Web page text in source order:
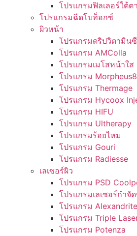
โปรแกรมฟิลเลอร์ใต้ตา
โปรแกรมฉีดโบท็อกซ์
ผิวหน้า
โปรแกรมดริปวิตามินซี
โปรแกรม AMColla
โปรแกรมเมโสหน้าใส
โปรแกรม Morpheus8
โปรแกรม Thermage
โปรแกรม Hycoox
โปรแกรม HIFU
โปรแกรม Ultherapy
โปรแกรมร้อยไหม
โปรแกรม Gouri
โปรแกรม Radiesse
เลเซอร์ผิว
โปรแกรม PSD
โปรแกรมเลเซอร์กำจั
โปรแกรม
โปรแกรม Triple
โปรแกรม Potenza